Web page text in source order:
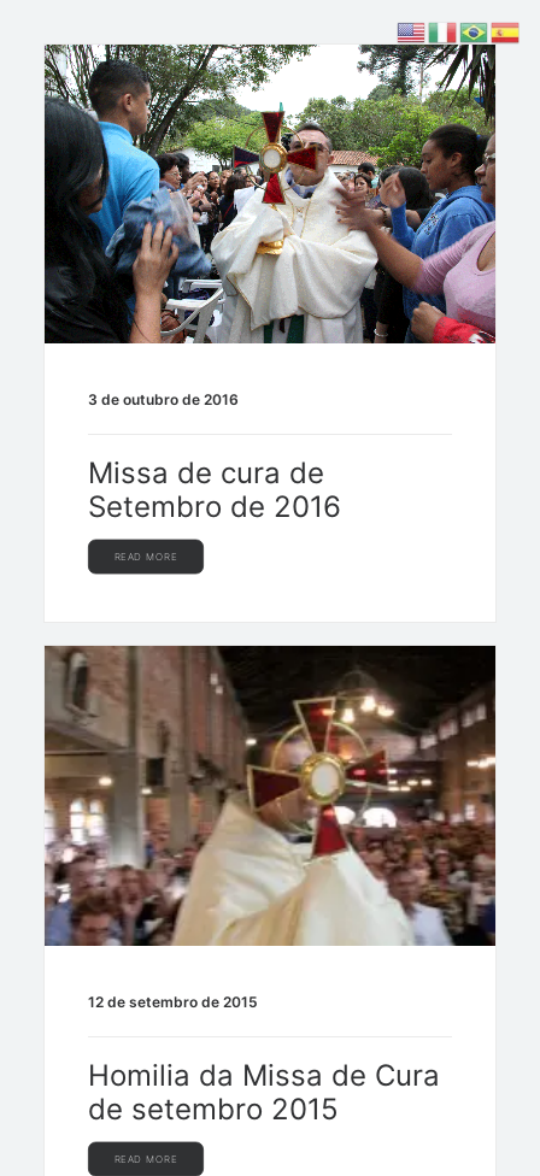
3 de outubro de 2016
Missa de cura de
Setembro de 2016
READ MORE
12 de setembro de 2015
Homilia da Missa de Cura
de setembro 2015
READ MORE